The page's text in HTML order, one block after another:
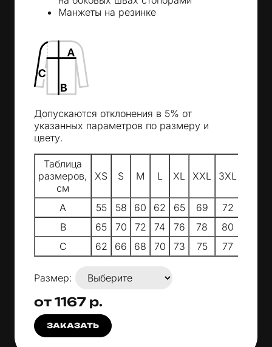
Манжеты на резинке
Допускаются отклонения в 5% от
указанных параметров по размеру и
цвету.
Таблица
размеров,
см
XS S M L XL XXL 3XL
A 55 58 60 62 65 69
72
B
65 70 72 74 76 78
80
C
62 66 68 70 73 75 77
Размер:
от 1167 р.
ЗАКАЗАТЬ